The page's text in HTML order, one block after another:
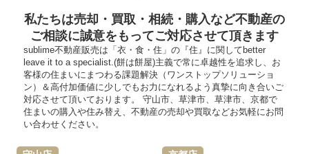
私たちは売却・買取・相続・購入など不動産の
ご相談に誠意をもってご対応させて頂きます
sublime不動産販売は「衣・食・住」の『住』に関してbetter
leave it to a specialist.(餅は餅屋)主義で常に卓越性を追求し、お
客様の住まいにまつわる課題解決（ワンストップソリューショ
ン）＆高付加価値に少しでもお力になれるよう真摯に向き合いご
対応させて頂いております。 守山市、草津市、草津市、京都で
住まいの購入や住み替え、不動産の売却や買取などお気軽にお問
い合わせください。